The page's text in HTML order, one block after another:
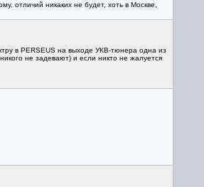
отличий никаких не будет, хоть в Москве,
в PERSEUS на выходе УКВ-тюнера одна из
не задевают) и если никто не жалуется